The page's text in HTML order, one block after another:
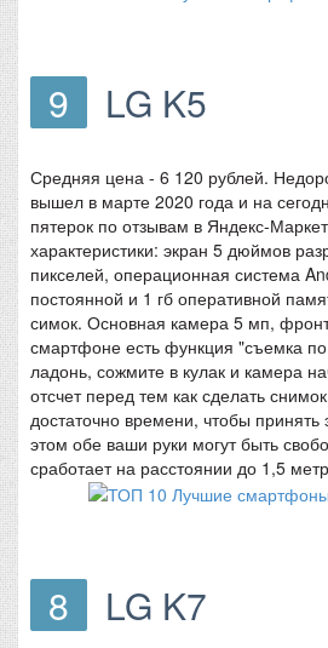
9 LG K5
Средняя цена - 6 120 рублей.
вышел в марте 2020 года и на
пятерок по отзывам в Яндекс-
характеристики: экран 5 дюймов
пикселей, операционная система
постоянной и 1 гб оперативной
симок. Основная камера 5 мп,
смартфоне есть функция "съемка
ладонь, сожмите в кулак и камера
отсчет перед тем как сделать
достаточно времени, чтобы
этом обе ваши руки могут быть
сработает на расстоянии до 1,5
8 LG K7